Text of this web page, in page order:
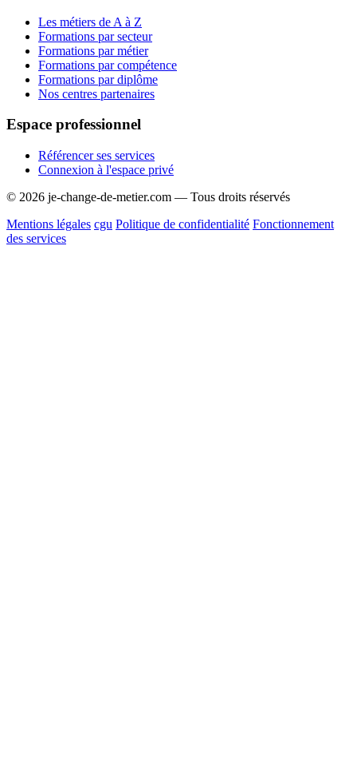
Les métiers de A à Z
Formations par secteur
Formations par métier
Formations par compétence
Formations par diplôme
Nos centres partenaires
Espace professionnel
Référencer ses services
Connexion à l'espace privé
© 2026 je-change-de-metier.com — Tous droits réservés
Mentions légales cgu Politique de confidentialité Fonctionnement
des services